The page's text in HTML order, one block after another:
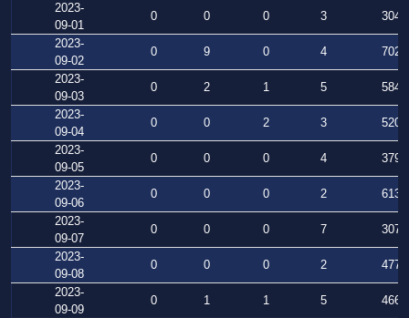
2023-
09-01
0 0 0 3
304
2023-
09-02
0 9 0 4
702
2023-
09-03
0 2 1 5
584
2023-
09-04
0 0 2 3
520
2023-
09-05
0 0 0 4
379
2023-
09-06
0 0 0 2
613
2023-
09-07
0 0 0 7
307
2023-
09-08
0 0 0 2
477
2023-
09-09
0 1 1 5
466